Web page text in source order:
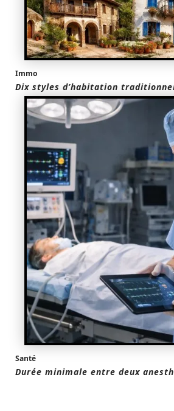
Immo
Dix styles d’habitation
Santé
Durée minimale entre deux